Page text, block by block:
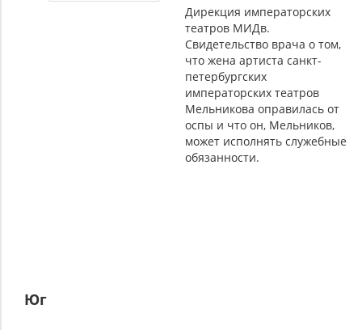
Дирекция императорских
театров МИДв.
Свидетельство врача о том,
что жена артиста санкт-
петербургских
императорских театров
Мельникова оправилась от
оспы и что он, Мельников,
может исполнять служебные
обязанности.
Юг